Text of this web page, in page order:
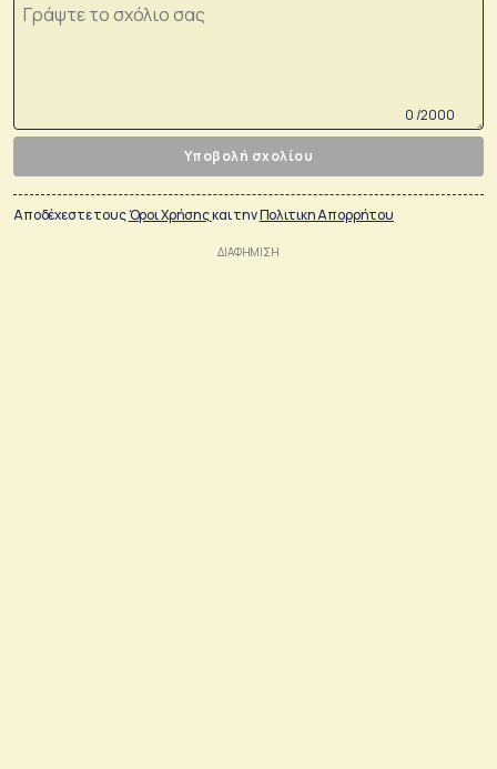
0 /2000
Υποβολή σχολίου
Αποδέχεστε τουςΌροι Χρήσηςκαι τηνΠολιτικη Απορρήτου